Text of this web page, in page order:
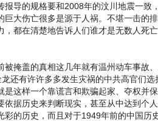
导的规格要和2008年的汶川地震一致
大伤亡很多是源于人祸。不堪一击的
都在清楚地告诉人们谁才是无数人死
掩盖的真相这几年就有温州动车事故
还有许许多多发生灾祸的中共高官们选
这样一个靠谎言和欺骗起家、夺权并
据历史来判断现实，甚至从中达到个
的历史，而且对于1949年前的中国历